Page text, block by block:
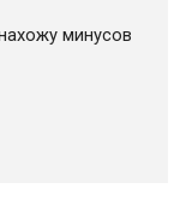
минусов